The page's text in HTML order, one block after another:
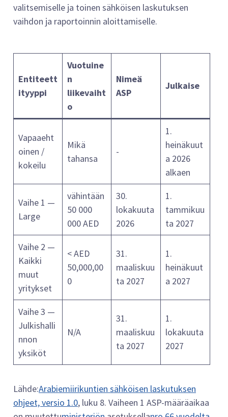
valitsemiselle ja toinen sähköisen laskutuksen
vaihdon ja raportoinnin aloittamiselle.
Entiteett
ityyppi
Vuotuine
n
liikevaiht
o
Nimeä
ASP
Julkaise
Vapaaeht
oinen /
kokeilu
Mikä
tahansa
-
1.
heinäkuut
a 2026
alkaen
Vaihe 1 —
Large
vähintään
50 000
000 AED
30.
lokakuuta
2026
1.
tammikuu
ta 2027
Vaihe 2 —
Kaikki
muut
yritykset
< AED
50,000,00
0
31.
maaliskuu
ta 2027
1.
heinäkuut
a 2027
Vaihe 3 —
Julkishalli
nnon
yksiköt
N/A
31.
maaliskuu
ta 2027
1.
lokakuuta
2027
Lähde:Arabiemiirikuntien sähköisen laskutuksen
ohjeet, versio 1.0, luku 8. Vaiheen 1 ASP-määräaikaa